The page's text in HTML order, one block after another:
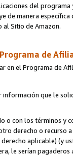
del
de manera
Sitio de Amazon.
de
en el Programa de
que le
o con los términos
derecho o
aplicable) (y
le serían